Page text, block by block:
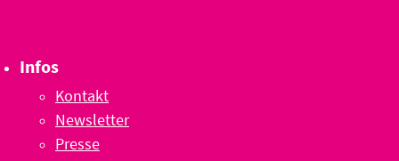
Infos
Kontakt
Newsletter
Presse